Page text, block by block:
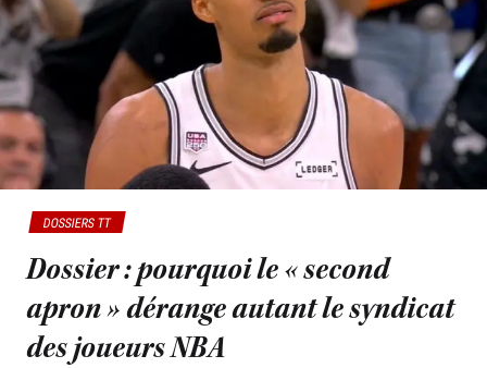
DOSSIERS TT
Dossier : pourquoi le « second
apron » dérange autant le syndicat
des joueurs NBA